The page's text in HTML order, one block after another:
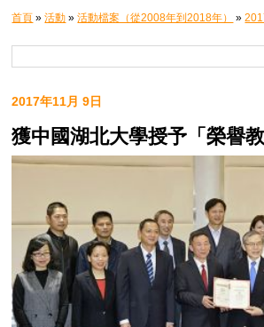
首頁 »活動 »活動檔案（從2008年到2018年） »
2017年11月 9日
獲中國湖北大學授予「榮譽